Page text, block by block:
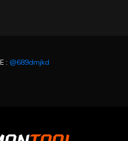
: @689dmjkd